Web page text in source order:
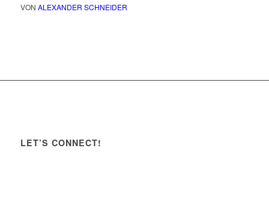
VON ALEXANDER SCHNEIDER
LET’S CONNECT!